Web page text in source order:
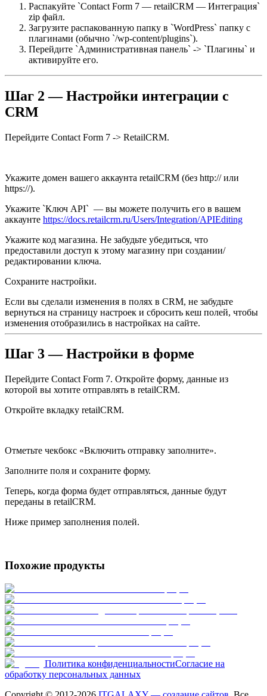
Распакуйте `Contact Form 7 — retailCRM — Интеграция`
zip файл.
Загрузите распакованную папку в `WordPress` папку с
плагинами (обычно `/wp-content/plugins`).
Перейдите `Административная панель` -> `Плагины` и
активируйте его.
Шаг 2 — Настройки интеграции c
CRM
Перейдите Contact Form 7 -> RetailCRM.
Укажите домен вашего аккаунта retailCRM (без http:// или
https://).
Укажите `Ключ API` — вы можете получить его в вашем
аккаунте https://docs.retailcrm.ru/Users/Integration/APIEditing
Укажите код магазина. Не забудьте убедиться, что
предоставили доступ к этому магазину при создании/
редактировании ключа.
Сохраните настройки.
Если вы сделали изменения в полях в CRM, не забудьте
вернуться на страницу настроек и сбросить кеш полей, чтобы
изменения отобразились в настройках на сайте.
Шаг 3 — Настройки в форме
Перейдите Contact Form 7. Откройте форму, данные из
которой вы хотите отправлять в retailCRM.
Откройте вкладку retailCRM.
Отметьте чекбокс «Включить отправку заполните».
Заполните поля и сохраните форму.
Теперь, когда форма будет отправляться, данные будут
переданы в retailCRM.
Ниже пример заполнения полей.
Похожие продукты
Политика конфиденциальностиСогласие на
обработку персональных данных